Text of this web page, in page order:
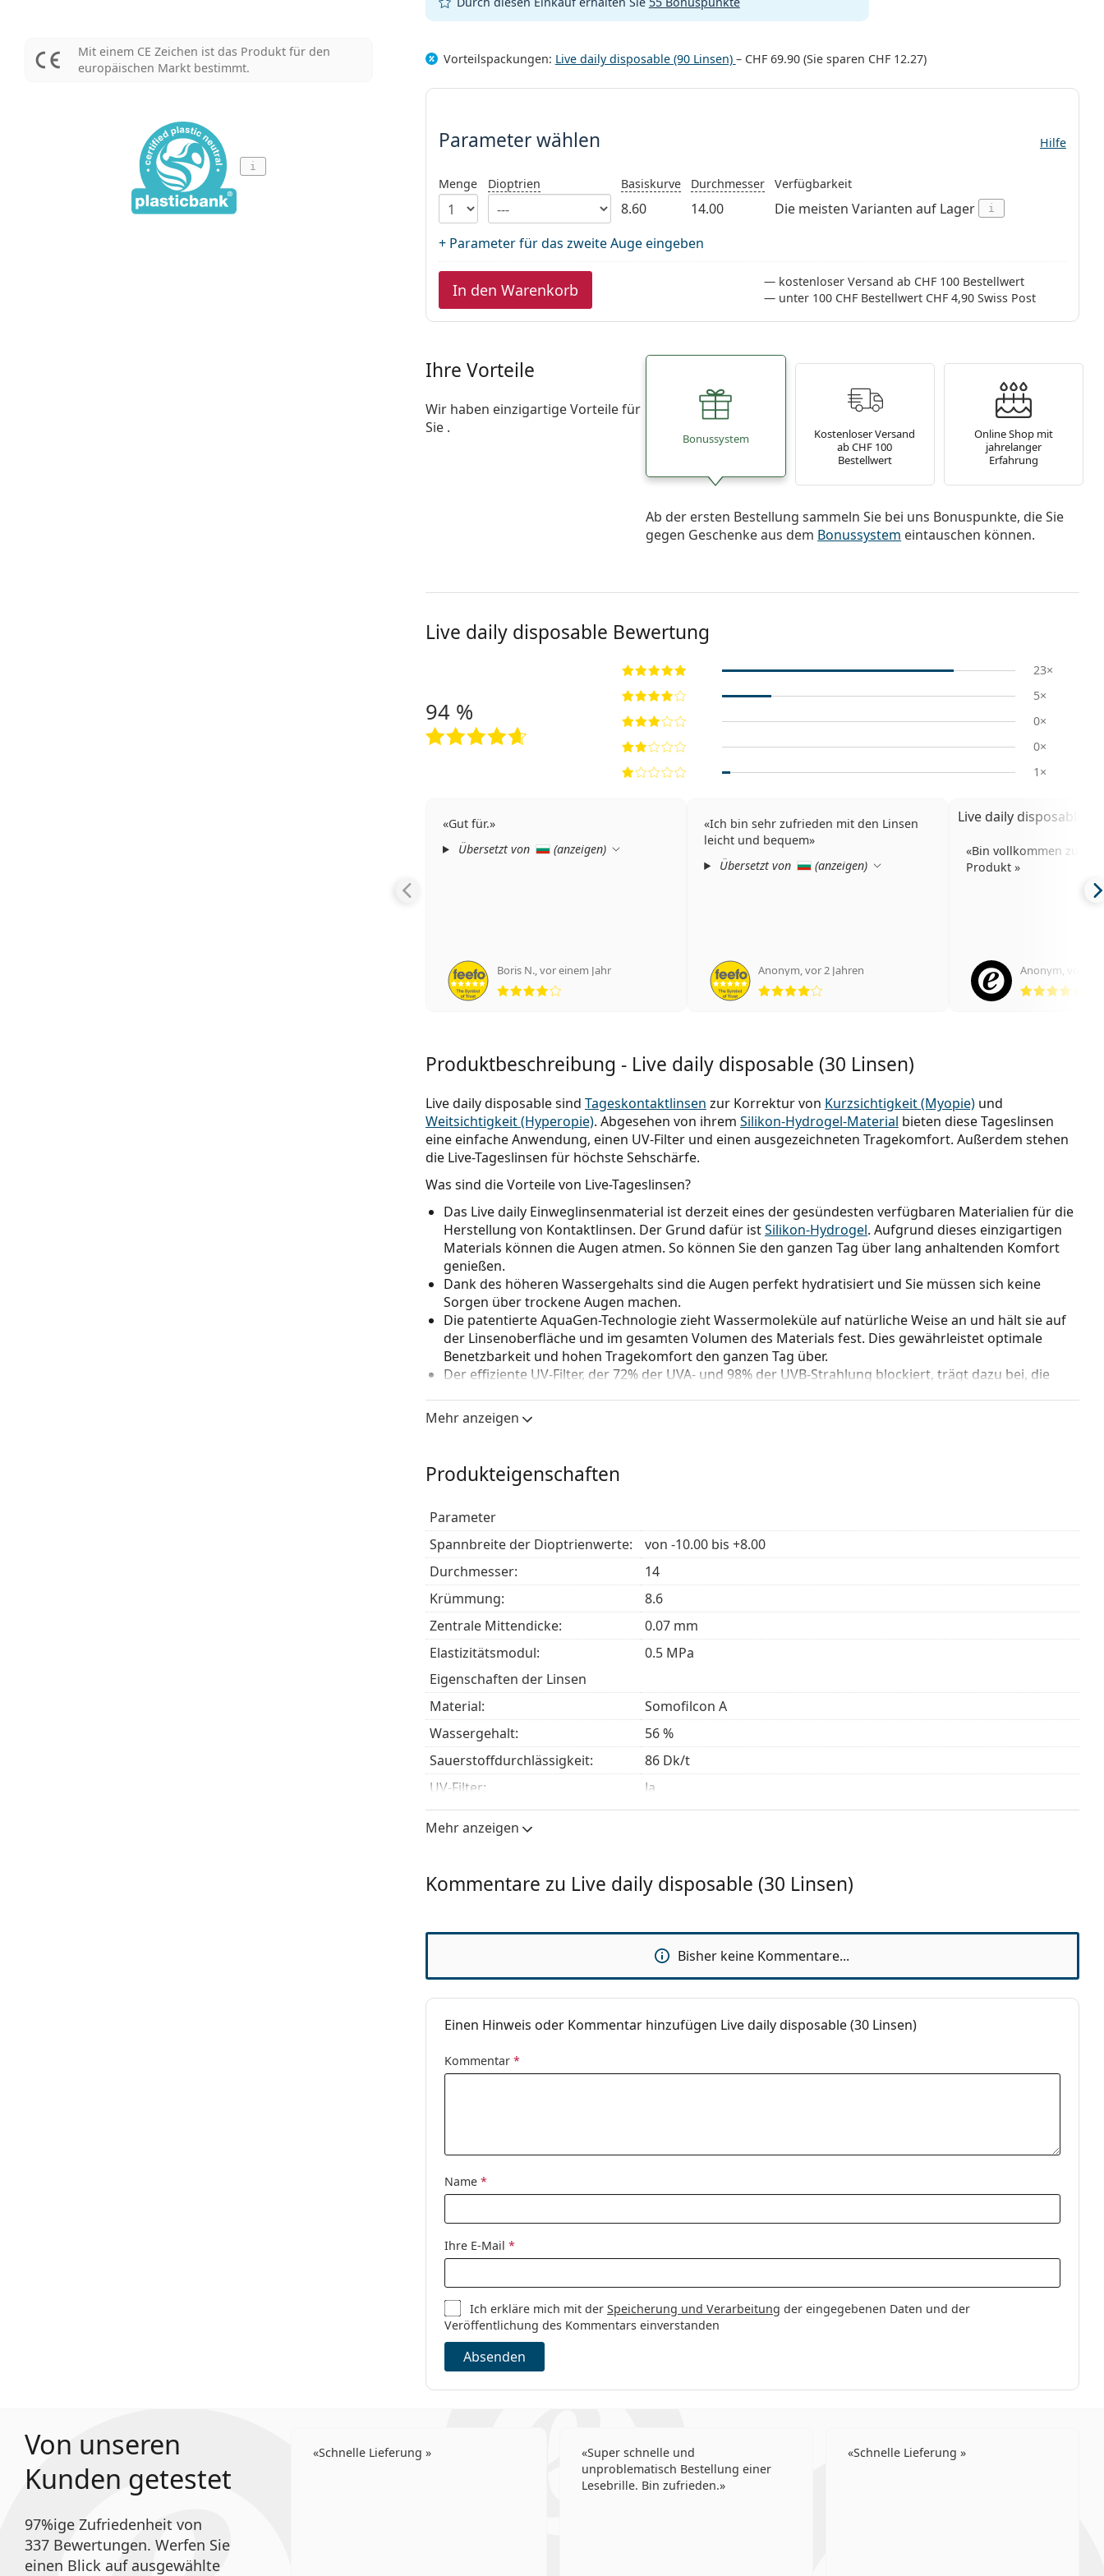
Mit einem CE Zeichen ist das Produkt für den
europäischen Markt bestimmt.
i
Vorteilspackungen: Live daily disposable (90 Linsen) – CHF 69.90(Sie sparen CHF 12.27)
Parameter wählen
Parameter wählen Hilfe
Menge Dioptrien Basiskurve
8.60
Durchmesser
14.00
Verfügbarkeit
Die meisten Varianten auf Lager i
+ Parameter für das zweite Auge eingeben
In den Warenkorb
kostenloser Versand ab CHF 100 Bestellwert
unter 100 CHF Bestellwert CHF 4,90 Swiss Post
Ihre Vorteile
Wir haben einzigartige Vorteile für
Sie .
Bonussystem
Kostenloser Versand
ab CHF 100
Bestellwert
Online Shop mit
jahrelanger
Erfahrung
Ab der ersten Bestellung sammeln Sie bei uns Bonuspunkte, die Sie
gegen Geschenke aus dem Bonussystem eintauschen können.
Live daily disposable Bewertung
94 %
23×
5×
0×
0×
1×
Gut für.
Übersetzt von
(anzeigen)
Boris N.,vor einem Jahr
Bewertung 4 aus 5
Ich bin sehr zufrieden mit den Linsen
leicht und bequem
Übersetzt von
(anzeigen)
Anonym,vor 2 Jahren
Bewertung 4 aus 5
Live daily disposable
Bin vollkommen
Produkt
Anonym,
Produktbeschreibung - Live daily disposable (30 Linsen)
Live daily disposable sind Tageskontaktlinsen zur Korrektur von Kurzsichtigkeit (Myopie)und
Weitsichtigkeit (Hyperopie). Abgesehen von ihrem Silikon-Hydrogel-Material bieten diese Tageslinsen
eine einfache Anwendung, einen UV-Filter und einen ausgezeichneten Tragekomfort. Außerdem stehen
die Live-Tageslinsen für höchste Sehschärfe.
Was sind die Vorteile von Live-Tageslinsen?
Das Live daily Einweglinsenmaterial ist derzeit eines der gesündesten verfügbaren Materialien für die
Herstellung von Kontaktlinsen. Der Grund dafür istSilikon-Hydrogel. Aufgrund dieses einzigartigen
Materials können die Augen atmen. So können Sie den ganzen Tag über lang anhaltenden Komfort
genießen.
Dank des höheren Wassergehalts sind die Augen perfekt hydratisiert und Sie müssen sich keine
Sorgen über trockene Augen machen.
Die patentierte AquaGen-Technologie zieht Wassermoleküle auf natürliche Weise an und hält sie auf
der Linsenoberfläche und im gesamten Volumen des Materials fest. Dies gewährleistet optimale
Benetzbarkeit und hohen Tragekomfort den ganzen Tag über.
Der effiziente UV-Filter, der 72% der UVA- und 98% der UVB-Strahlung blockiert, trägt dazu bei, die
Der UV-Filter in Kontaktlinsen erhöht den Schutz der Hornhaut vor gefährlicher ultravioletter Strahlung.
Strahlen ist.
Es ist ein Medizinprodukt. Lesen Sie vor dem Gebrauch die Anleitung.
Mehr anzeigen
Produkteigenschaften
Parameter
Spannbreite der Dioptrienwerte:
von -10.00 bis +8.00
Durchmesser:
14
Krümmung:
8.6
zentrale Mittendicke:
0.07 mm
Elastizitätsmodul:
0.5 MPa
Eigenschaften der Linsen
Material:
Somofilcon A
Wassergehalt:
56 %
Sauerstoffdurchlässigkeit:
86 Dk/t
UV-Filter:
Ja
Silikon-Hydrogel:
Ja
Verwendung
Verfärbung für einfache
Nein
Tag- und Nachtlinsen:
Nein
Vorderseite:
Nein
CooperVision
Linsen in der Packung:
Kategorie:
Kontaktlinsen
Mehr anzeigen
Kommentare zu Live daily disposable (30 Linsen)
Bisher keine Kommentare...
Einen Hinweis oder Kommentar hinzufügen Live daily disposable (30 Linsen)
Kommentar *
Name *
Ihre E-Mail *
Ich erkläre mich mit derSpeicherung und Verarbeitung der eingegebenen Daten und der
Veröffentlichung des Kommentars einverstanden
Absenden
Von unseren
Kunden getestet
97%ige Zufriedenheit von
337 Bewertungen. Werfen Sie
einen Blick auf ausgewählte
Schnelle Lieferung
Super schnelle und
unproblematisch Bestellung einer
Lesebrille. Bin zufrieden.
Schnelle Lieferung